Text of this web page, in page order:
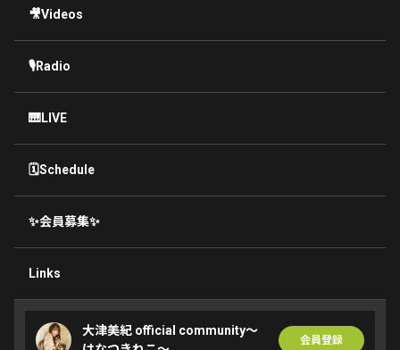
🎥Videos
🎙Radio
🎹LIVE
🗓Schedule
✨会員募集✨
Links
大津美紀 official community〜
会員登録